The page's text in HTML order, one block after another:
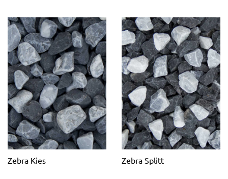
Zebra Kies Zebra Splitt